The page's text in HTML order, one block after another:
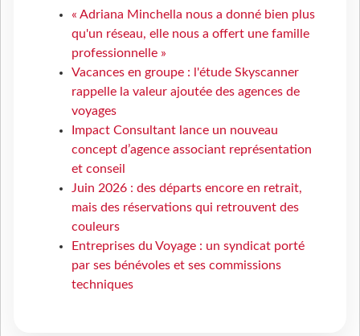
« Adriana Minchella nous a donné bien plus
qu'un réseau, elle nous a offert une famille
professionnelle »
Vacances en groupe : l'étude Skyscanner
rappelle la valeur ajoutée des agences de
voyages
Impact Consultant lance un nouveau
concept d’agence associant représentation
et conseil
Juin 2026 : des départs encore en retrait,
mais des réservations qui retrouvent des
couleurs
Entreprises du Voyage : un syndicat porté
par ses bénévoles et ses commissions
techniques